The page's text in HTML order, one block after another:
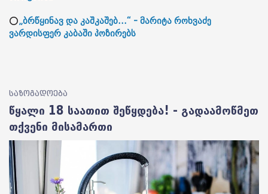
⭕„ბრწყინავ და კაშკაშებ...“ - მარიტა როხვაძე
ვარდისფერ კაბაში პოზირებს
საზოგადოება
წყალი 18 საათით შეწყდება! - გადაამოწმეთ
თქვენი მისამართი